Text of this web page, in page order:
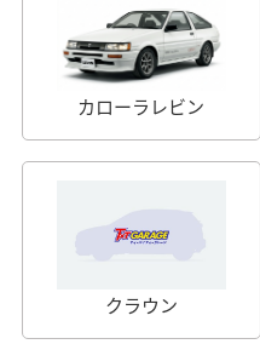
カローラレビン
クラウン